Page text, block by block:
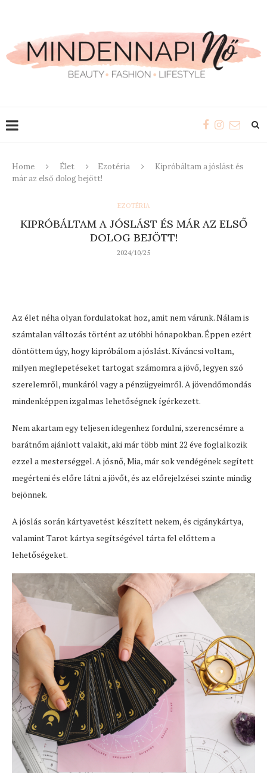
Home Élet Ezotéria
Kipróbáltam a jóslást és
már az első dolog bejött!
EZOTÉRIA
KIPRÓBÁLTAM A JÓSLÁST ÉS MÁR AZ ELSŐ
DOLOG BEJÖTT!
2024/10/25
Az élet néha olyan fordulatokat hoz, amit nem várunk. Nálam is
számtalan változás történt az utóbbi hónapokban. Éppen ezért
döntöttem úgy, hogy kipróbálom a jóslást. Kíváncsi voltam,
milyen meglepetéseket tartogat számomra a jövő, legyen szó
szerelemről, munkáról vagy a pénzügyeimről. A jövendőmondás
mindenképpen izgalmas lehetőségnek ígérkezett.
Nem akartam egy teljesen idegenhez fordulni, szerencsémre a
barátnőm ajánlott valakit, aki már több mint 22 éve foglalkozik
ezzel a mesterséggel. A jósnő, Mia, már sok vendégének segített
megérteni és előre látni a jövőt, és az előrejelzései szinte mindig
bejönnek.
A jóslás során kártyavetést készített nekem, és cigánykártya,
valamint Tarot kártya segítségével tárta fel előttem a
lehetőségeket.